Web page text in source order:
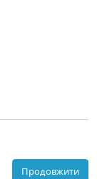
Продовжити